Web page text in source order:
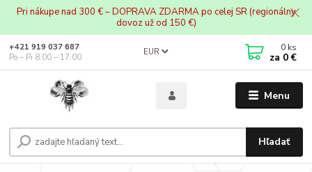
Pri nákupe nad 300 € – DOPRAVA ZDARMA po celej SR (regionálny
dovoz už od 150 €)
Menu
EUR
Hľadať
+421 919 037 687
Po – Pi 8:00 – 17:00
0 ks
za 0 €